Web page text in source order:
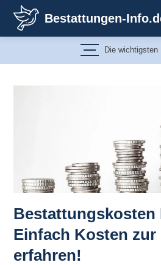
Inhalt
springen
Bestattungen-
Die wichtigsten
Bestattungskosten
Einfach Kosten
erfahren!